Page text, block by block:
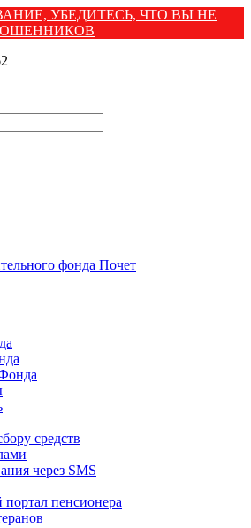
УБЕДИТЕСЬ, ЧТО ВЫ НЕ
средств
через SMS
пенсионера